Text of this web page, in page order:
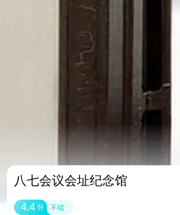
八七会议会址纪念馆
4.4 分 不错